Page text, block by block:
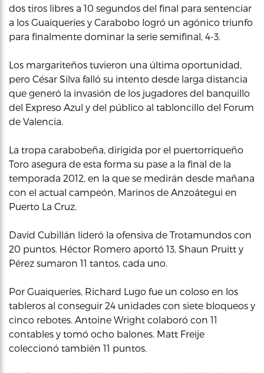
dos tiros libres a 10 segundos del final para sentenciar
a los Guaiqueríes y Carabobo logró un agónico triunfo
para finalmente dominar la serie semifinal, 4-3.
Los margariteños tuvieron una última oportunidad,
pero César Silva falló su intento desde larga distancia
que generó la invasión de los jugadores del banquillo
del Expreso Azul y del público al tabloncillo del Forum
de Valencia.
La tropa carabobeña, dirigida por el puertorriqueño
Toro asegura de esta forma su pase a la final de la
temporada 2012, en la que se medirán desde mañana
con el actual campeón, Marinos de Anzoátegui en
Puerto La Cruz.
David Cubillán lideró la ofensiva de Trotamundos con
20 puntos. Héctor Romero aportó 13, Shaun Pruitt y
Pérez sumaron 11 tantos, cada uno.
Por Guaiqueríes, Richard Lugo fue un coloso en los
tableros al conseguir 24 unidades con siete bloqueos y
cinco rebotes. Antoine Wright colaboró con 11
contables y tomó ocho balones. Matt Freije
coleccionó también 11 puntos.